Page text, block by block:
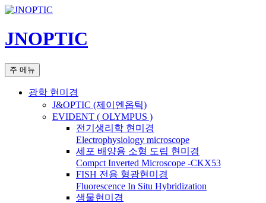
컨
츠
로
너
JNOPTIC
검
색
주 메뉴
광학 현미경
J&OPTIC (제이엔옵틱)
EVIDENT ( OLYMPUS )
전기생리학 현미경
Electrophysiology microscope
세포 배양용 소형 도립 현미경
Compct Inverted Microscope -CKX53
FISH 전용 형광현미경
Fluorescence In Situ Hybridization
생물현미경